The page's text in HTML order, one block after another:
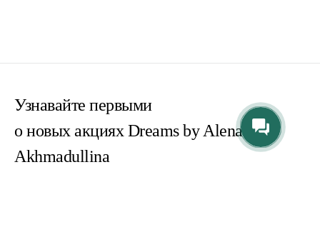
Узнавайте первыми
о новых акциях Dreams by Alena
Akhmadullina